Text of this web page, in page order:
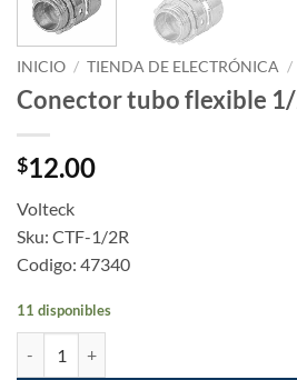
INICIO / TIENDA DE ELECTRÓNICA /
Conector tubo flexible
$12.00
Volteck
Sku: CTF-1/2R
Codigo: 47340
11 disponibles